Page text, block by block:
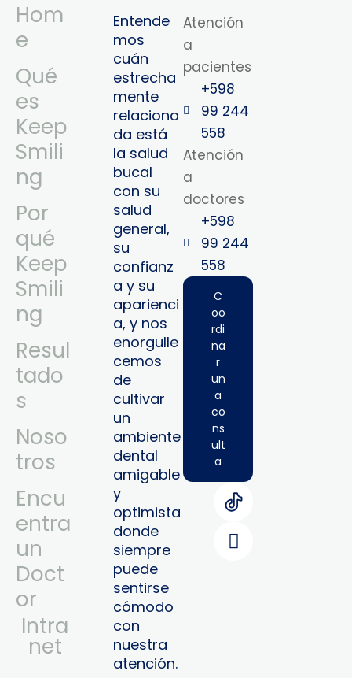
Hom
e
Qué
es
Keep
Smili
ng
Por
qué
Keep
Smili
ng
Resul
tado
s
Noso
tros
Encu
entra
un
Doct
or
Intra
Net
Entende
mos
cuán
estrecha
mente
relaciona
da está
la salud
bucal
con su
salud
general,
su
confianz
a y su
aparienci
a, y nos
enorgulle
cemos
de
cultivar
un
ambiente
dental
amigable
y
optimista
donde
siempre
puede
sentirse
cómodo
con
nuestra
atención.
Atención
a
pacientes
+598
99 244
558
Atención
a
doctores
+598
99 244
558‬‬
C
oo
rdi
na
r
un
a
co
ns
ult
a